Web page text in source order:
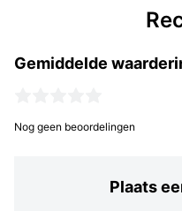
Gemiddelde
Nog geen beoordelingen
Plaats